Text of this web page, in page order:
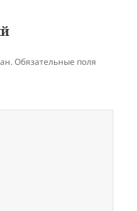
Обязательные поля